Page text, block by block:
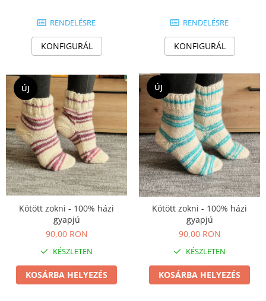
Nyaklánc / Medál
Fülbevaló
Karperec
Ékszer szett
Fa ékszerek
Nyaklánc / Medál
Fülbevaló
Ékszer szett
Karperec
Fémmentes ékszerek
Karperec
Könyvjelző
Kiegészítők
Környezettudatos termékek
Kenyérzsák
RENDELÉSRE
KONFIGURÁL
RENDELÉSRE
KONFIGURÁL
ÚJ
Kötött zokni - 100% házi
gyapjú
90,00 RON
KÉSZLETEN
KOSÁRBA HELYEZÉS
ÚJ
Kötött zokni - 100% házi
gyapjú
90,00 RON
KÉSZLETEN
KOSÁRBA HELYEZÉS